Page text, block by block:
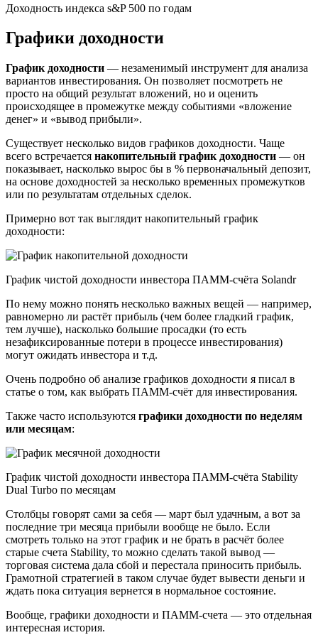
Доходность индекса s&P 500 по годам
Графики доходности
График доходности — незаменимый инструмент для анализа
вариантов инвестирования. Он позволяет посмотреть не
просто на общий результат вложений, но и оценить
происходящее в промежутке между событиями «вложение
денег» и «вывод прибыли».
Существует несколько видов графиков доходности. Чаще
всего встречается накопительный график доходности — он
показывает, насколько вырос бы в % первоначальный депозит,
на основе доходностей за несколько временных промежутков
или по результатам отдельных сделок.
Примерно вот так выглядит накопительный график
доходности:
График чистой доходности инвестора ПАММ-счёта Solandr
По нему можно понять несколько важных вещей — например,
равномерно ли растёт прибыль (чем более гладкий график,
тем лучше), насколько большие просадки (то есть
незафиксированные потери в процессе инвестирования)
могут ожидать инвестора и т.д.
Очень подробно об анализе графиков доходности я писал в
статье о том, как выбрать ПАММ-счёт для инвестирования.
Также часто используются графики доходности по неделям
или месяцам:
График чистой доходности инвестора ПАММ-счёта Stability
Dual Turbo по месяцам
Столбцы говорят сами за себя — март был удачным, а вот за
последние три месяца прибыли вообще не было. Если
смотреть только на этот график и не брать в расчёт более
старые счета Stability, то можно сделать такой вывод —
торговая система дала сбой и перестала приносить прибыль.
Грамотной стратегией в таком случае будет вывести деньги и
ждать пока ситуация вернется в нормальное состояние.
Вообще, графики доходности и ПАММ-счета — это отдельная
интересная история.